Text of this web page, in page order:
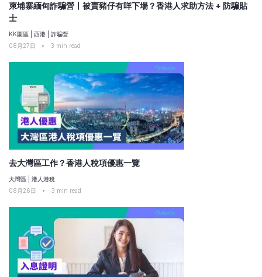
柬埔寨緬甸詐騙營〡被賣豬仔有咩下場？香港人求助方法 + 防騙貼
士
KK園區 西港
詐騙營
08月27日
• 3 min read
去大灣區工作？香港人稅項優惠一覽
大灣區
港人港稅
08月26日
• 3 min read